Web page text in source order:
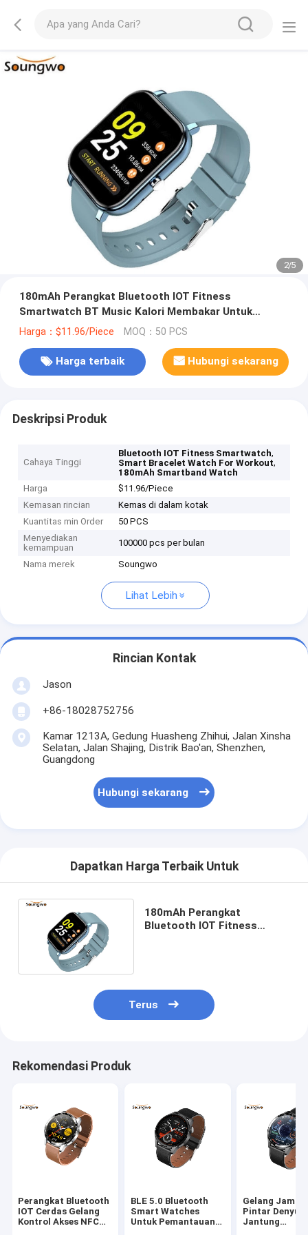
2/5
180mAh Perangkat Bluetooth IOT Fitness
Smartwatch BT Music Kalori Membakar Untuk
Latihan
Harga：$11.96/Piece MOQ：50 PCS
Harga terbaik Hubungi sekarang
Deskripsi Produk
Cahaya Tinggi
Bluetooth IOT Fitness Smartwatch,
Smart Bracelet Watch For Workout,
180mAh Smartband Watch
Harga
$11.96/Piece
Kemasan rincian
Kemas di dalam kotak
Kuantitas min Order
50 PCS
Menyediakan
kemampuan
100000 pcs per bulan
Nama merek Soungwo
Lihat Lebih
Rincian Kontak
Jason
+86-18028752756
Kamar 1213A, Gedung Huasheng Zhihui, Jalan Xinsha
Selatan, Jalan Shajing, Distrik Bao'an, Shenzhen,
Guangdong
Hubungi sekarang
Dapatkan Harga Terbaik Untuk
180mAh Perangkat
Bluetooth IOT Fitness
Terus
Rekomendasi Produk
Perangkat Bluetooth
IOT Cerdas Gelang
Kontrol Akses NFC
BLE 5.0 Bluetooth
Smart Watches
Untuk Pemantauan
Gelang Jam
Pintar Denyut
Jantung